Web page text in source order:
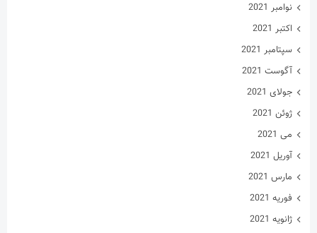
نوامبر 2021
اکتبر 2021
سپتامبر 2021
آگوست 2021
جولای 2021
ژوئن 2021
می 2021
آوریل 2021
مارس 2021
فوریه 2021
ژانویه 2021